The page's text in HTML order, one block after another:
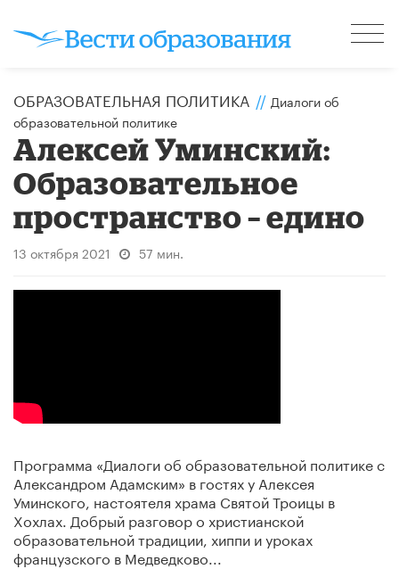
ОБРАЗОВАТЕЛЬНАЯ ПОЛИТИКА // Диалоги об
образовательной политике
Алексей Уминский:
Образовательное
пространство – едино
13 октября 2021 57 мин.
Программа «Диалоги об образовательной политике с
Александром Адамским» в гостях у Алексея
Уминского, настоятеля храма Святой Троицы в
Хохлах. Добрый разговор о христианской
образовательной традиции, хиппи и уроках
французского в Медведково...